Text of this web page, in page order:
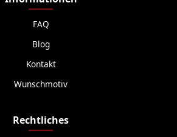
FAQ
Blog
Kontakt
Wunschmotiv
Rechtliches